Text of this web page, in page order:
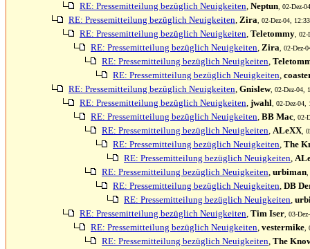
RE: Pressemitteilung bezüglich Neuigkeiten, Neptun , 02-Dez-
RE: Pressemitteilung bezüglich Neuigkeiten, Zira , 02-Dez-04,
RE: Pressemitteilung bezüglich Neuigkeiten, Teletommy ,
RE: Pressemitteilung bezüglich Neuigkeiten, Zira , 02-Dez-
RE: Pressemitteilung bezüglich Neuigkeiten,
RE: Pressemitteilung bezüglich Neuigkeiten,
RE: Pressemitteilung bezüglich Neuigkeiten, Gnislew, 02-Dez-04,
RE: Pressemitteilung bezüglich Neuigkeiten, jwahl , 02-Dez-
RE: Pressemitteilung bezüglich Neuigkeiten, BB Mac ,
RE: Pressemitteilung bezüglich Neuigkeiten, ALeXX ,
RE: Pressemitteilung bezüglich Neuigkeiten, The
RE: Pressemitteilung bezüglich Neuigkeiten,
RE: Pressemitteilung bezüglich Neuigkeiten, urbiman
RE: Pressemitteilung bezüglich Neuigkeiten, DB
RE: Pressemitteilung bezüglich Neuigkeiten,
RE: Pressemitteilung bezüglich Neuigkeiten, Tim Iser , 03-
RE: Pressemitteilung bezüglich Neuigkeiten, vestermike
RE: Pressemitteilung bezüglich Neuigkeiten, The